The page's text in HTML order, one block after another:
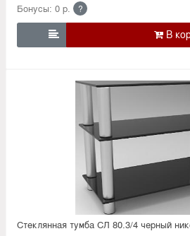
Бонусы: 0 р. ?

Стеклянная тумба СЛ 80.3/4 черный